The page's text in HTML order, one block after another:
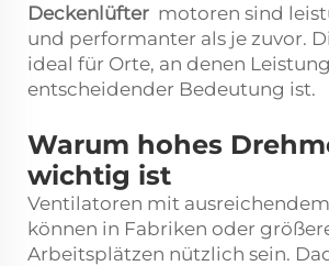
Deckenlüfter motoren sind
und performanter als je zuvor.
ideal für Orte, an denen
entscheidender Bedeutung ist.
Warum hohes
wichtig ist
Ventilatoren mit
können in Fabriken oder
Arbeitsplätzen nützlich sein.